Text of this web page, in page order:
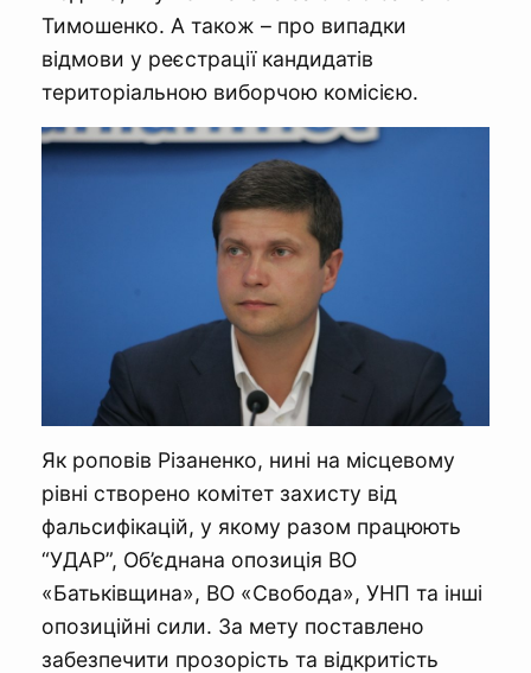
Тимошенко. А також – про випадки
відмови у реєстрації кандидатів
територіальною виборчою комісією.
Як роповів Різаненко, нині на місцевому
рівні створено комітет захисту від
фальсифікацій, у якому разом працюють
“УДАР”, Об’єднана опозиція ВО
«Батьківщина», ВО «Свобода», УНП та інші
опозиційні сили. За мету поставлено
забезпечити прозорість та відкритість